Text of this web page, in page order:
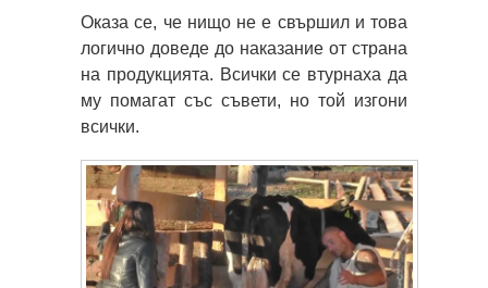
Оказа се, че нищо не е свършил и това
логично доведе до наказание от страна
на продукцията. Всички се втурнаха да
му помагат със съвети, но той изгони
всички.